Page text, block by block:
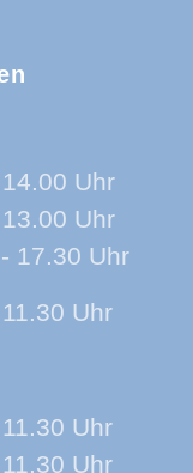
Uhr
Uhr
17.30 Uhr
Uhr
Uhr
Uhr